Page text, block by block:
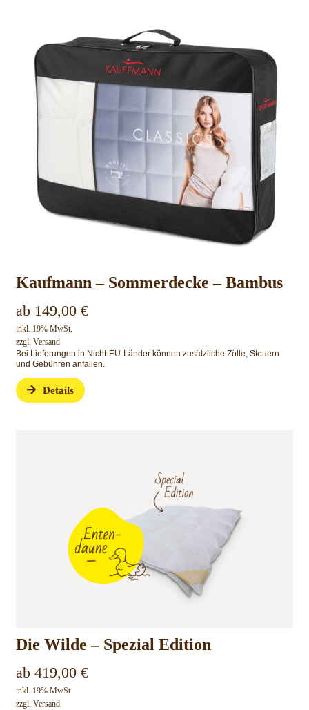
Kaufmann – Sommerdecke – Bambus
ab 149,00 €
inkl. 19% MwSt.
zzgl. Versand
Bei Lieferungen in Nicht-EU-Länder können zusätzliche Zölle, Steuern
und Gebühren anfallen.
Details
Die Wilde – Spezial Edition
ab 419,00 €
inkl. 19% MwSt.
zzgl. Versand